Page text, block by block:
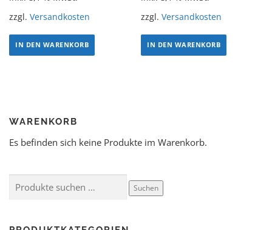
zzgl. Versandkosten
IN DEN WARENKORB
zzgl.Versandkosten
IN DEN WARENKORB
WARENKORB
Es befinden sich keine Produkte im Warenkorb.
Suchen